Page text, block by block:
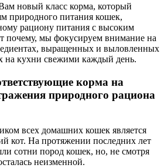
новый класс корма, который
природного питания кошек,
рациону питания с высоким
почему, мы фокусируем внимание на
выращенных и выловленных
на кухни свежими каждый день.
корма на
природного рациона
всех домашних кошек является
кот. На протяжении последних лет
сотни пород кошек, но, не смотря
неизменной.